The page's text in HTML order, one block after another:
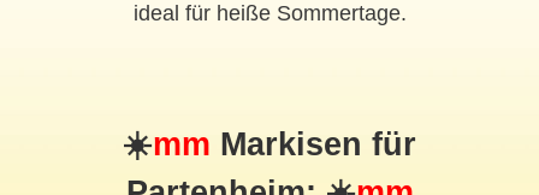
ideal für heiße Sommertage.
☀️mm Markisen für